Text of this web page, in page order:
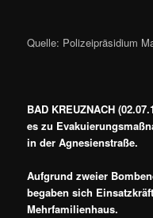
Quelle: Polizeipräsidium
BAD KREUZNACH
es zu
in der Agnesienstraße.
Aufgrund zweier
begaben sich
Mehrfamilienhaus.